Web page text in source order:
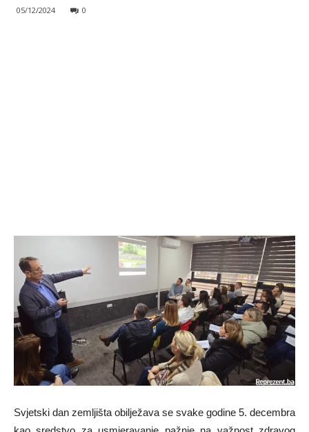
05/12/2024 0
Svjetski dan zemljišta obilježava se svake godine 5. decembra